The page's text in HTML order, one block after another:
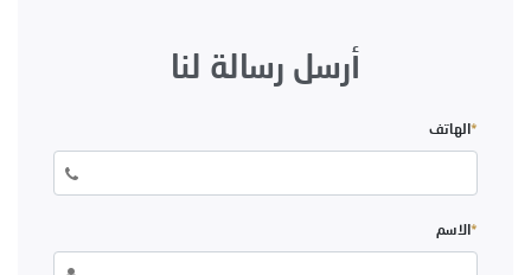
أرسل رسالة لنا
الهاتف*
الاسم*